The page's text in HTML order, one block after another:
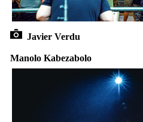
Javier Verdu
Manolo Kabezabolo